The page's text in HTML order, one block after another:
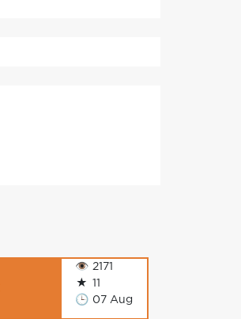
👁 2171
★
11
🕒 07 Aug